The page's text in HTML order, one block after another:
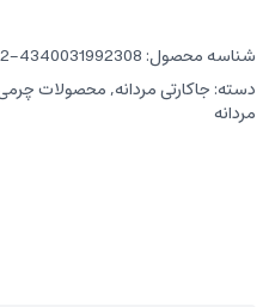
شناسه محصول: 4340031992308-2
دسته: جاکارتی مردانه,محصولات
مردانه